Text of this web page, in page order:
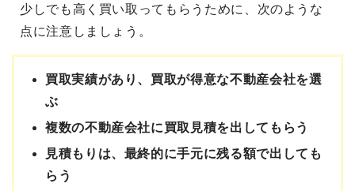
少しでも高く買い取ってもらうために、次のような
点に注意しましょう。
買取実績があり、買取が得意な不動産会社を選
ぶ
複数の不動産会社に買取見積を出してもらう
見積もりは、最終的に手元に残る額で出しても
らう